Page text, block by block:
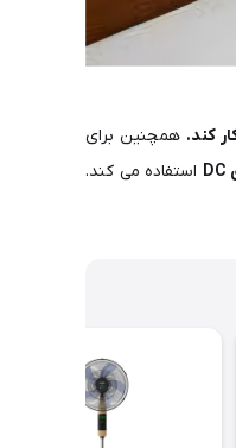
همچنین برای
استفاده می کند.